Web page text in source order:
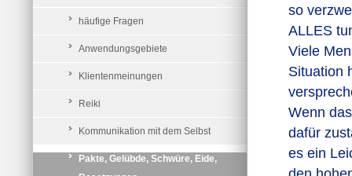
so
ALLES
Viele
Situation
Wenn
dafür
es ein
häufige Fragen
Anwendungsgebiete
Klientenmeinungen
Reiki
Kommunikation mit dem Selbst
Pakte, Gelübde, Schwüre, Eide,